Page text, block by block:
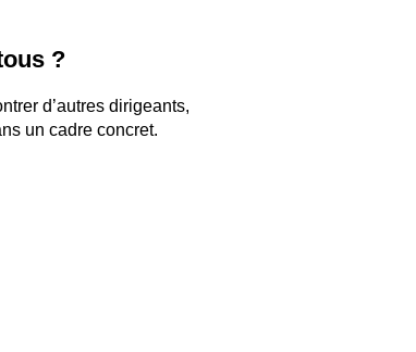
?
d’autres dirigeants,
un cadre concret.